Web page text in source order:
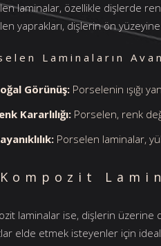
laminalar, özellikle dişlerde
yaprakları, dişlerin ön
Laminaların
Görünüş: Porselenin ışığı
Kararlılığı: Porselen, renk
Porselen laminalar,
laminalar ise, dişlerin üzerine
elde etmek isteyenler için